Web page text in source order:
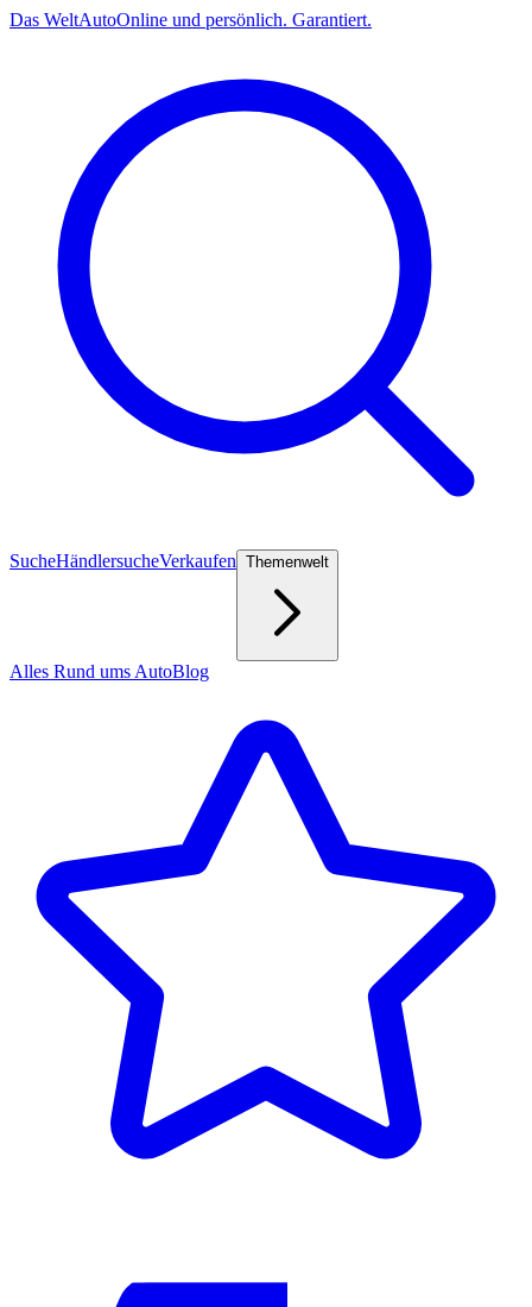
Das WeltAutoOnline und persönlich. Garantiert.
SucheHändlersucheVerkaufen Themenwelt
Alles Rund ums AutoBlog